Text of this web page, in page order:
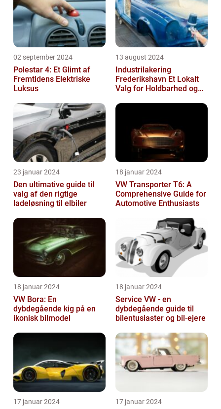
02 september 2024
Polestar 4: Et Glimt af
Fremtidens Elektriske
Luksus
13 august 2024
Industrilakering
Frederikshavn Et Lokalt
Valg for Holdbarhed og
23 januar 2024
Den ultimative guide til
valg af den rigtige
ladeløsning til elbiler
18 januar 2024
VW Transporter T6: A
Comprehensive Guide for
Automotive Enthusiasts
18 januar 2024
VW Bora: En
dybdegående kig på en
ikonisk bilmodel
18 januar 2024
Service VW - en
dybdegående guide til
bilentusiaster og bil-ejere
17 januar 2024 17 januar 2024